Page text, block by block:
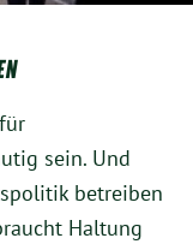
sein. Und
betreiben
Haltung